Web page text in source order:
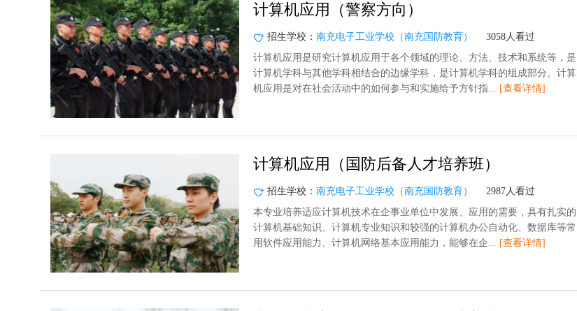
计算机应用（警察方向）
招生学校： 南充电子工业学校（南充国防教育）
3058人看过
计算机应用是研究计算机应用于各个领域的理论、方法、技术和系统等，是
计算机学科与其他学科相结合的边缘学科，是计算机学科的组成部分。计算
机应用是对在社会活动中的如何参与和实施给予方针指... [查看详情]
计算机应用（国防后备人才培养班）
招生学校： 南充电子工业学校（南充国防教育）
2987人看过
本专业培养适应计算机技术在企事业单位中发展、应用的需要，具有扎实的
计算机基础知识、计算机专业知识和较强的计算机办公自动化、数据库等常
用软件应用能力、计算机网络基本应用能力，能够在企... [查看详情]